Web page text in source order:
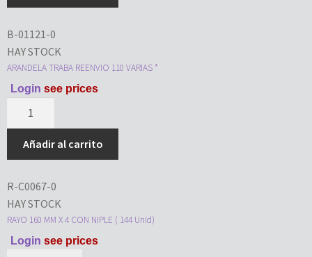
B-01121-0
HAY STOCK
ARANDELA TRABA REENVIO 110 VARIAS *
Login see prices
Añadir al carrito
R-C0067-0
HAY STOCK
RAYO 160 MM X 4 CON NIPLE ( 144 Unid)
Login see prices